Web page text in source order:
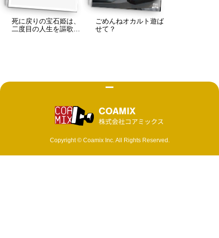
死に戻りの宝石姫は、
二度目の人生を謳歌す
ごめんねオカルト遊ば
せて？
Copyright © Coamix Inc. All Rights Reserved.